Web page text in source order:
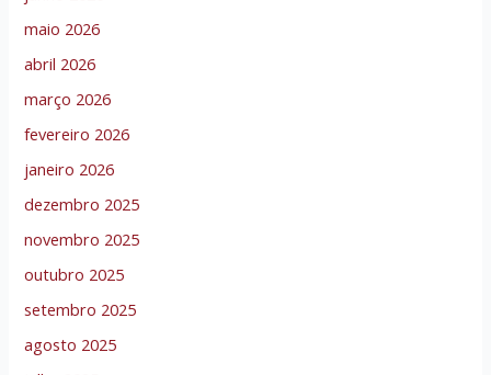
maio 2026
abril 2026
março 2026
fevereiro 2026
janeiro 2026
dezembro 2025
novembro 2025
outubro 2025
setembro 2025
agosto 2025